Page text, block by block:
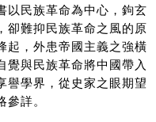
以民族革命為中心，鉤玄
卻難抑民族革命之風的原
起，外患帝國主義之強橫
覺與民族革命將中國帶入
譽學界，從史家之眼期望
詳。